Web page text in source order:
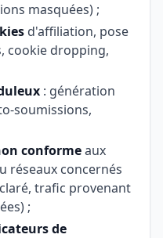
masquées) ;
d'affiliation, pose
cookie dropping,
: génération
soumissions,
conformeaux
réseaux concernés
trafic provenant
;
de